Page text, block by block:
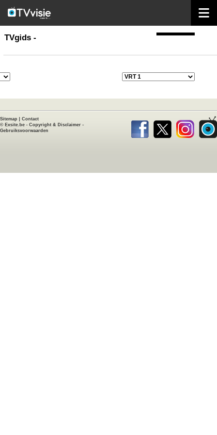
TVgids
TVgids -
Sitemap
Contact
© Exsite.be - Copyright & Disclaimer -
Gebruiksvoorwaarden